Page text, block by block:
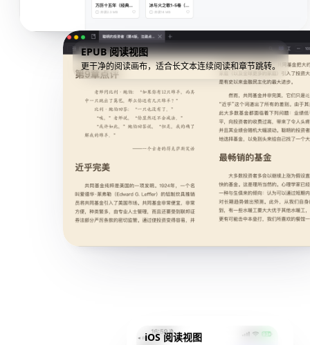
EPUB 阅读视图
更干净的阅读画布，适合长文本连续阅读和章节跳转。
iOS 阅读视图